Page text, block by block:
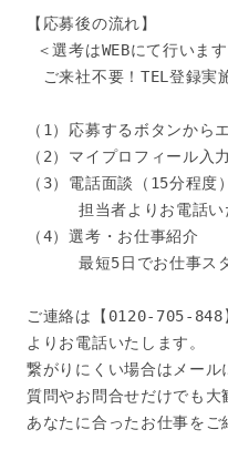
【応募後の流れ】
＜選考はWEBにて行います
ご来社不要！TEL登録実
（1）応募するボタンから
（2）マイプロフィール入
（3）電話面談（15分程度）
担当者よりお電話いた
（4）選考・お仕事紹介
最短5日でお仕事スタ
ご連絡は【0120-705-848
よりお電話いたします。
繋がりにくい場合はメール
質問やお問合せだけでも大
あなたに合ったお仕事を